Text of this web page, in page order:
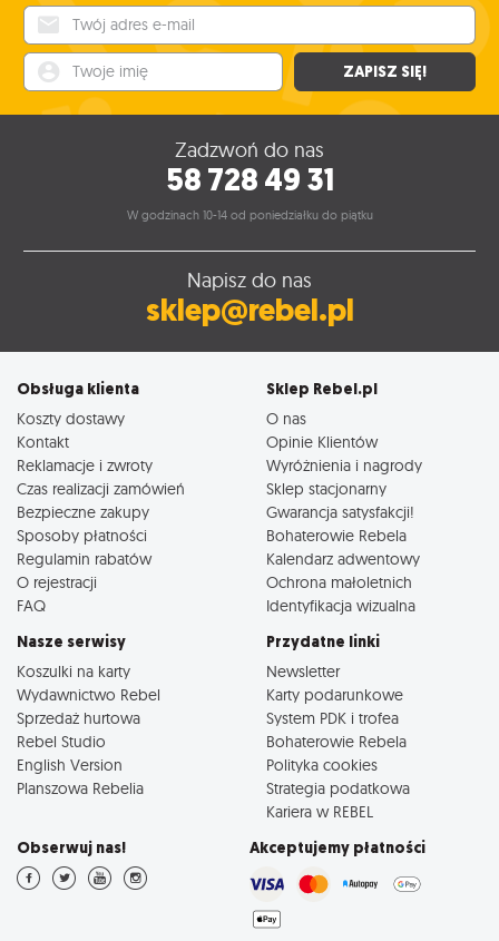
ZAPISZ SIĘ!
Zadzwoń do nas
58 728 49 31
W godzinach 10-14 od poniedziałku do piątku
Napisz do nas
sklep@rebel.pl
Obsługa klienta
Koszty dostawy
Kontakt
Reklamacje i zwroty
Czas realizacji zamówień
Bezpieczne zakupy
Sposoby płatności
Regulamin rabatów
O rejestracji
FAQ
Sklep Rebel.pl
O nas
Opinie Klientów
Wyróżnienia i nagrody
Sklep stacjonarny
Gwarancja satysfakcji!
Bohaterowie Rebela
Kalendarz adwentowy
Ochrona małoletnich
Identyfikacja wizualna
Nasze serwisy
Koszulki na karty
Wydawnictwo Rebel
Sprzedaż hurtowa
Rebel Studio
English Version
Planszowa Rebelia
Przydatne linki
Newsletter
Karty podarunkowe
System PDK i trofea
Bohaterowie Rebela
Polityka cookies
Strategia podatkowa
Kariera w REBEL
Obserwuj nas! Akceptujemy płatności